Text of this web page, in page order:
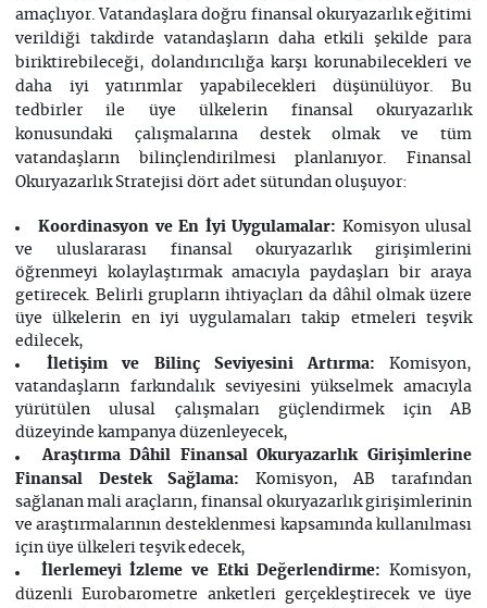
amaçlıyor. Vatandaşlara doğru finansal okuryazarlık eğitimi
verildiği takdirde vatandaşların daha etkili şekilde para
biriktirebileceği, dolandırıcılığa karşı korunabilecekleri ve
daha iyi yatırımlar yapabilecekleri düşünülüyor. Bu
tedbirler ile üye ülkelerin finansal okuryazarlık
konusundaki çalışmalarına destek olmak ve tüm
vatandaşların bilinçlendirilmesi planlanıyor. Finansal
Okuryazarlık Stratejisi dört adet sütundan oluşuyor:
Koordinasyon ve En İyi Uygulamalar: Komisyon ulusal
ve uluslararası finansal okuryazarlık girişimlerini
öğrenmeyi kolaylaştırmak amacıyla paydaşları bir araya
getirecek. Belirli grupların ihtiyaçları da dâhil olmak üzere
üye ülkelerin en iyi uygulamaları takip etmeleri teşvik
edilecek,
İletişim ve Bilinç Seviyesini Artırma:Komisyon,
vatandaşların farkındalık seviyesini yükselmek amacıyla
yürütülen ulusal çalışmaları güçlendirmek için AB
düzeyinde kampanya düzenleyecek,
Araştırma Dâhil Finansal Okuryazarlık Girişimlerine
Finansal Destek Sağlama: Komisyon, AB tarafından
sağlanan mali araçların, finansal okuryazarlık girişimlerinin
ve araştırmalarının desteklenmesi kapsamında kullanılması
için üye ülkeleri teşvik edecek,
İlerlemeyi İzleme ve Etki Değerlendirme:Komisyon,
düzenli Eurobarometre anketleri gerçekleştirecek ve üye